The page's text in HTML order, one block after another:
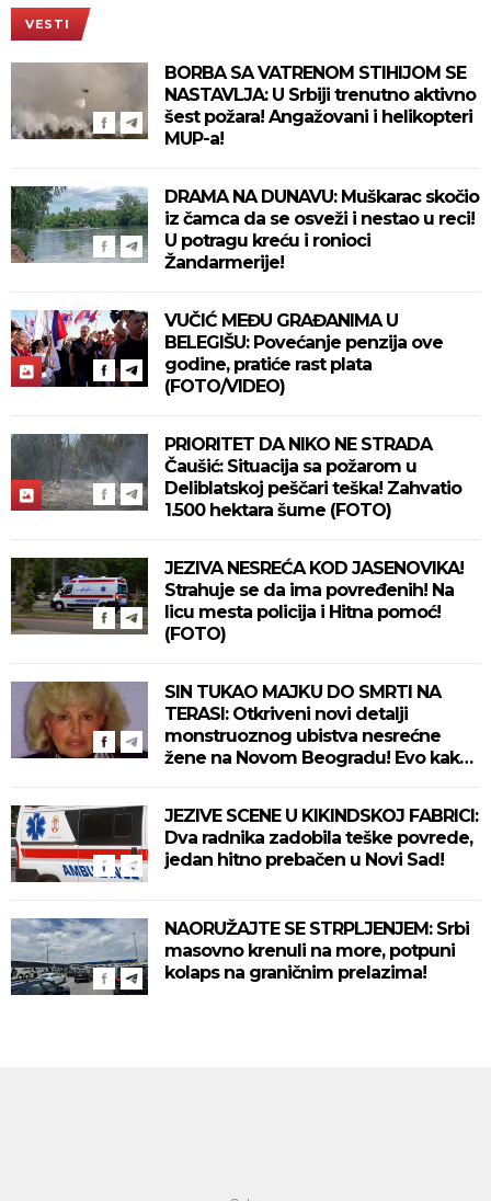
VESTI
BORBA SA VATRENOM STIHIJOM SE
NASTAVLJA: U Srbiji trenutno aktivno
šest požara! Angažovani i helikopteri
MUP-a!
DRAMA NA DUNAVU: Muškarac skočio
iz čamca da se osveži i nestao u reci!
U potragu kreću i ronioci
Žandarmerije!
VUČIĆ MEĐU GRAĐANIMA U
BELEGIŠU: Povećanje penzija ove
godine, pratiće rast plata
(FOTO/VIDEO)
PRIORITET DA NIKO NE STRADA
Čaušić: Situacija sa požarom u
Deliblatskoj peščari teška! Zahvatio
1.500 hektara šume (FOTO)
JEZIVA NESREĆA KOD JASENOVIKA!
Strahuje se da ima povređenih! Na
licu mesta policija i Hitna pomoć!
(FOTO)
SIN TUKAO MAJKU DO SMRTI NA
TERASI: Otkriveni novi detalji
monstruoznog ubistva nesrećne
žene na Novom Beogradu! Evo kako
JEZIVE SCENE U KIKINDSKOJ FABRICI:
Dva radnika zadobila teške povrede,
jedan hitno prebačen u Novi Sad!
NAORUŽAJTE SE STRPLJENJEM: Srbi
masovno krenuli na more, potpuni
kolaps na graničnim prelazima!